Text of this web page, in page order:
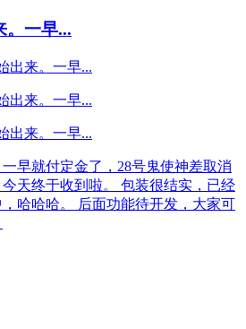
。一早...
早就付定金了，28号鬼使神差取消
天终于收到啦。 包装很结实，已经
哈哈哈。 后面功能待开发，大家可